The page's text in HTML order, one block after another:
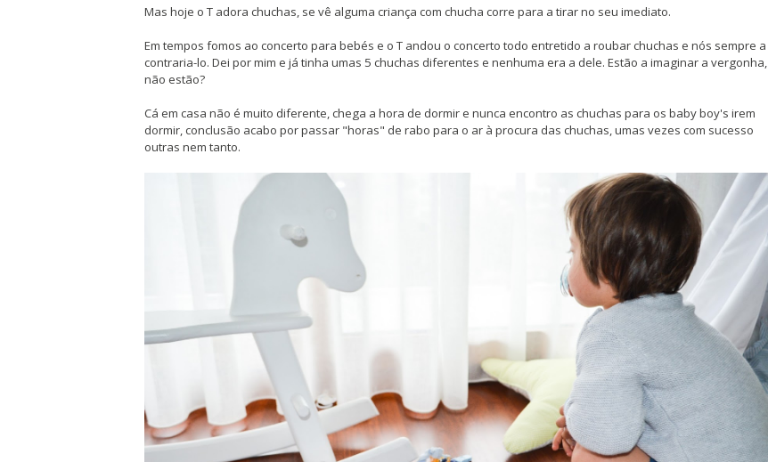
Mas hoje o T adora chuchas, se vê alguma criança com chucha corre para a tirar no seu imediato.
Em tempos fomos ao concerto para bebés e o T andou o concerto todo entretido a roubar chuchas e nós sempre a
contraria-lo. Dei por mim e já tinha umas 5 chuchas diferentes e nenhuma era a dele. Estão a imaginar a vergonha,
não estão?
Cá em casa não é muito diferente, chega a hora de dormir e nunca encontro as chuchas para os baby boy's irem
dormir, conclusão acabo por passar "horas" de rabo para o ar à procura das chuchas, umas vezes com sucesso
outras nem tanto.